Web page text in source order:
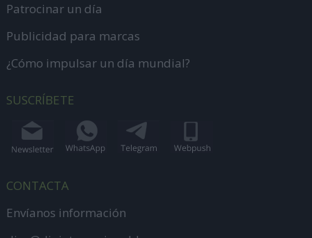
Patrocinar un día
Publicidad para marcas
¿Cómo impulsar un día mundial?
SUSCRÍBETE
CONTACTA
Envíanos información